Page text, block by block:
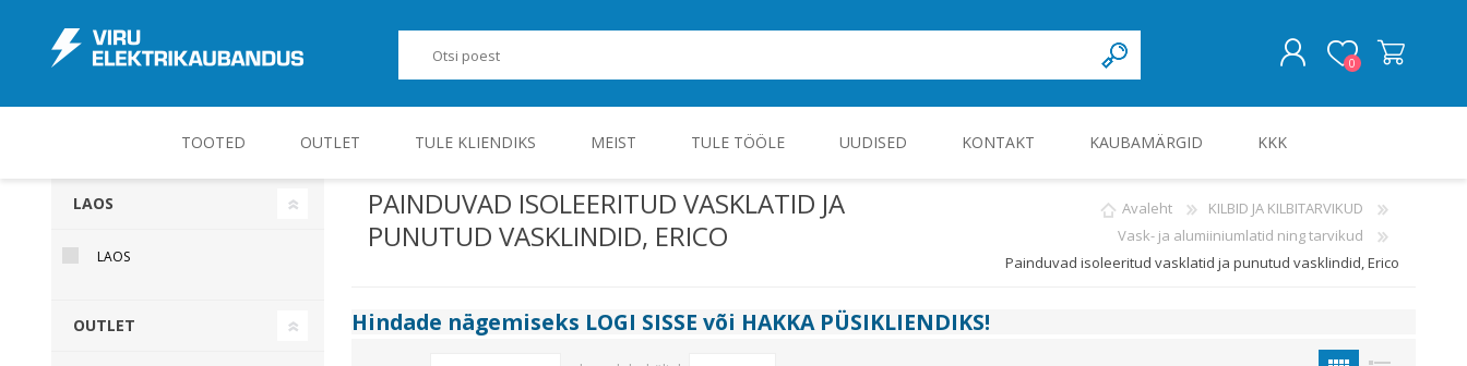
0
TOOTED
JUHT-, KONTROLL- JA MÕÕTESEADMED ROHEENERGIA JA TÖÖSTUSELEKTROONIKA KILBID JA KILBITARVIKUD
OUTLET TULE KLIENDIKS MEIST TULE TÖÖLE UUDISED KONTAKT KAUBAMÄRGID KKK
PAINDUVAD ISOLEERITUD VASKLATID JA
PUNUTUD VASKLINDID, ERICO
Avaleht
KILBID JA KILBITARVIKUD
Vask- ja alumiiniumlatid ning tarvikud
Painduvad isoleeritud vasklatid ja punutud vasklindid, Erico
Hindade nägemiseks LOGI SISSE või HAKKA PÜSIKLIENDIKS!
LAOS
LAOS
OUTLET